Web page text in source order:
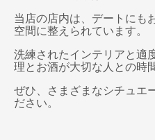
当店の店内は、デートにも
空間に整えられています。
洗練されたインテリアと適
理とお酒が大切な人との時
ぜひ、さまざまなシチュエ
ださい。